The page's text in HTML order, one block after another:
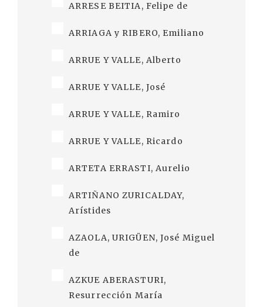
ARRESE BEITIA, Felipe de
ARRIAGA y RIBERO, Emiliano
ARRUE Y VALLE, Alberto
ARRUE Y VALLE, José
ARRUE Y VALLE, Ramiro
ARRUE Y VALLE, Ricardo
ARTETA ERRASTI, Aurelio
ARTIÑANO ZURICALDAY,
Arístides
AZAOLA, URIGÜEN, José Miguel
de
AZKUE ABERASTURI,
Resurrección María